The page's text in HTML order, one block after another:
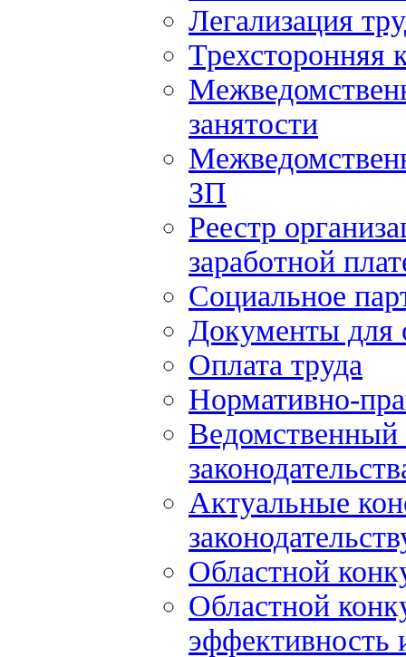
Легализация
Трехсторонняя
занятости
ЗП
Реестр
заработной
Социальное
Документы для
Оплата труда
Нормативно-
Ведомственный
Актуальные
Областной
Областной
эффективность